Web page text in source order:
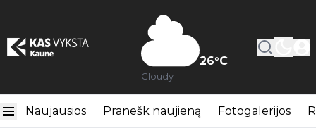
26°C
Cloudy
Naujausios Pranešk naujieną Fotogalerijos